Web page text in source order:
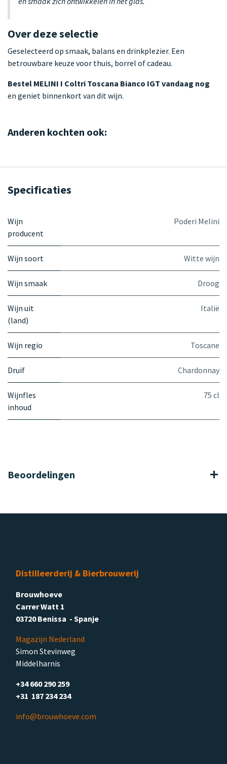
Over deze selectie
Geselecteerd op smaak, balans en drinkplezier. Een
betrouwbare keuze voor thuis, borrel of cadeau.
Bestel MELINI I Coltri Toscana Bianco IGT vandaag nog
en geniet binnenkort van dit wijn.
Anderen kochten ook:
Specificaties
Wijn
producent
Poderi Melini
Wijn soort Witte wijn
Wijn smaak Droog
Wijn uit
(land)
Italië
Wijn regio Toscane
Druif Chardonnay
Wijnfles
inhoud
75 cl
Beoordelingen
Distilleerderij & Bierbrouwerij
Brouwhoeve
Carrer Watt 1
03720 Benissa - Spanje
Magazijn Nederland
Simon Stevinweg
Middelharnis
+34 660 290 259
+31 187 234 234
info@brouwhoeve.com